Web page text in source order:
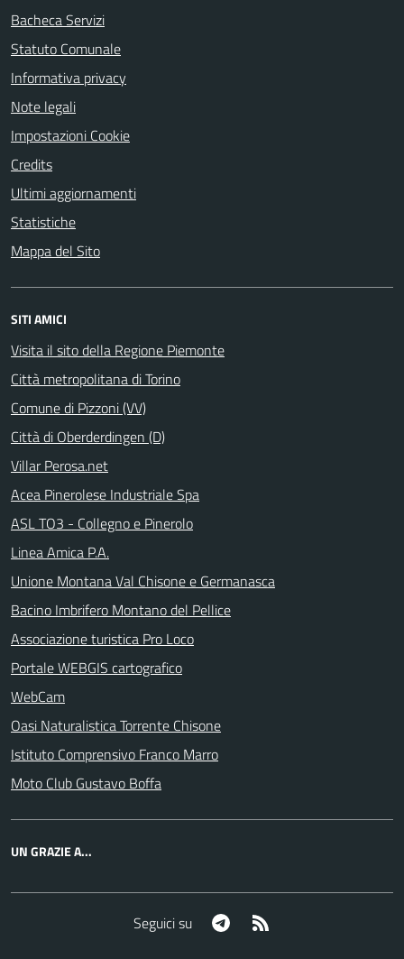
Bacheca Servizi
Statuto Comunale
Informativa privacy
Note legali
Impostazioni Cookie
Credits
Ultimi aggiornamenti
Statistiche
Mappa del Sito
SITI AMICI
Visita il sito della Regione Piemonte
Città metropolitana di Torino
Comune di Pizzoni (VV)
Città di Oberderdingen (D)
Villar Perosa.net
Acea Pinerolese Industriale Spa
ASL TO3 - Collegno e Pinerolo
Linea Amica P.A.
Unione Montana Val Chisone e Germanasca
Bacino Imbrifero Montano del Pellice
Associazione turistica Pro Loco
Portale WEBGIS cartografico
WebCam
Oasi Naturalistica Torrente Chisone
Istituto Comprensivo Franco Marro
Moto Club Gustavo Boffa
UN GRAZIE A...
Seguici su Telegram